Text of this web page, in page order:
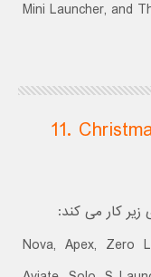
Mini Launcher, and
11.
Nova, Apex, Zero